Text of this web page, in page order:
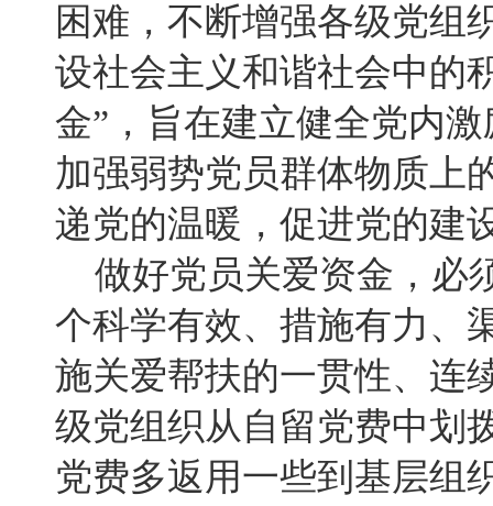
困难，不断增强各级党组
设社会主义和谐社会中的
金”，旨在建立健全党内
加强弱势党员群体物质上
递党的温暖，促进党的建
做好党员关爱资金，必
个科学有效、措施有力、
施关爱帮扶的一贯性、连
级党组织从自留党费中划
党费多返用一些到基层组